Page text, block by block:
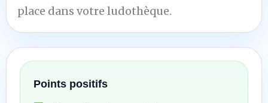
place dans votre ludothèque.
Points positifs